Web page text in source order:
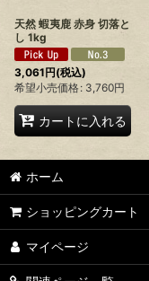
天然 蝦夷鹿 赤身 切落と
し 1kg
3,061円(税込)
希望小売価格: 3,760円
カートに入れる
ホーム
ショッピングカート
マイページ